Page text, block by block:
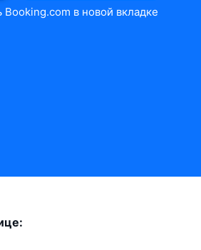
Booking.com в новой вкладке